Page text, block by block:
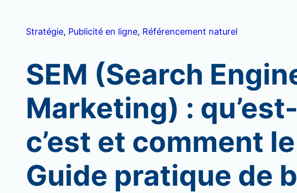
Stratégie, Publicité en ligne, Référencement naturel
SEM (Search
Marketing) :
c’est et comment
Guide pratique de